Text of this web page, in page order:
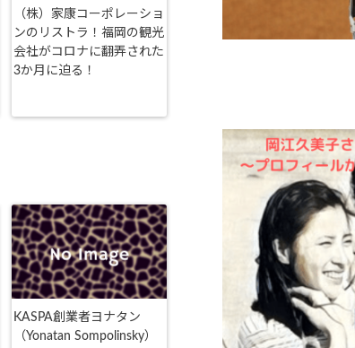
（株）家康コーポレーショ
ンのリストラ！福岡の観光
会社がコロナに翻弄された
3か月に迫る！
KASPA創業者ヨナタン
（Yonatan Sompolinsky）